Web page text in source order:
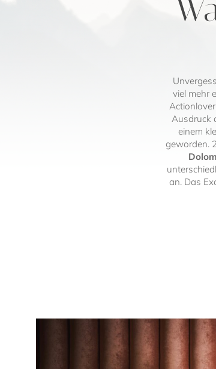
viel mehr
Ausdruck
einem
geworden.
an. Das